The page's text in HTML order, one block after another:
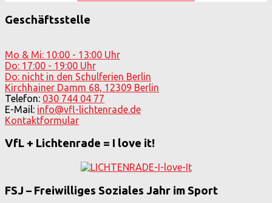
Geschäftsstelle
Mo & Mi: 10:00 - 13:00 Uhr
Do: 17:00 - 19:00 Uhr
Do: nicht in den Schulferien Berlin
Kirchhainer Damm 68, 12309 Berlin
Telefon: 030 744 04 77
E-Mail: info@vfl-lichtenrade.de
Kontaktformular
VfL + Lichtenrade = I love it!
FSJ – Freiwilliges Soziales Jahr im Sport